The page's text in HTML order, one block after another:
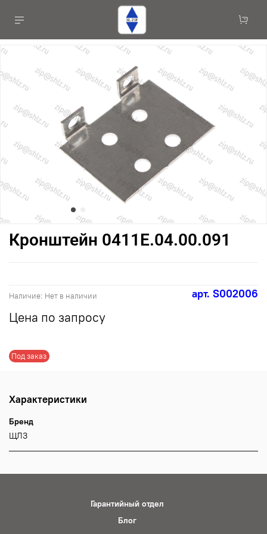
арт. S002006
Наличие: Нет в наличии
Под заказ
Кронштейн 0411Е.04.00.091
Цена по запросу
Характеристики
Бренд
ЩЛЗ
Гарантийный отдел
Блог